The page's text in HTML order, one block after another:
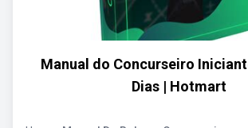
Manual do Concurseiro
Dias | Hotmart